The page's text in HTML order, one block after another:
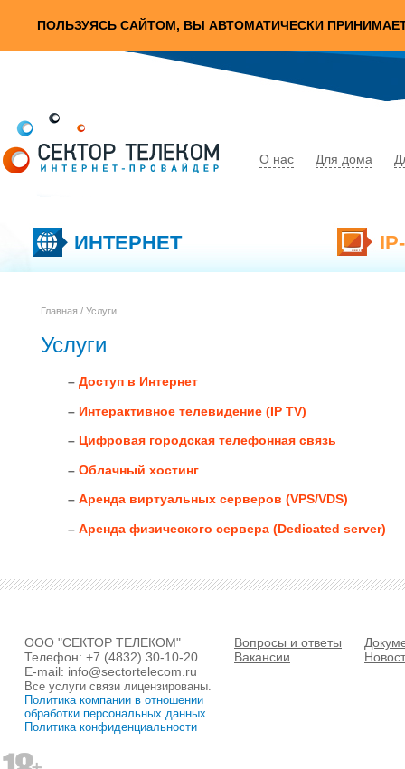
ПОЛЬЗУЯСЬ САЙТОМ, ВЫ АВТОМАТИЧЕСКИ
О нас Для дома
ИНТЕРНЕТ
Главная / Услуги
Услуги
– Доступ в Интернет
– Интерактивное телевидение (IP TV)
– Цифровая городская телефонная связь
– Облачный хостинг
– Аренда виртуальных серверов (VPS/VDS)
– Аренда физического сервера (Dedicated server)
ООО "СЕКТОР ТЕЛЕКОМ"
Телефон: +7 (4832) 30-10-20
E-mail: info@sectortelecom.ru
Все услуги связи лицензированы.
Политика компании в отношении
обработки персональных данных
Политика конфиденциальности
Вопросы и ответы
Вакансии